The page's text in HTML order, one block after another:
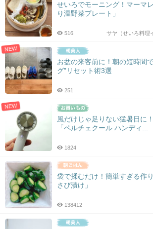
せいろでモーニング！マーマ
り温野菜プレート」
サヤ（せいろ料理
516
NEW
お盆の来客前に！朝の短時間
グ”リセット術3選
251
NEW
風だけじゃ足りない猛暑日に
「ペルチェクール ハンディ...
1824
袋で揉むだけ！簡単すぎる作
さび漬け」
138412